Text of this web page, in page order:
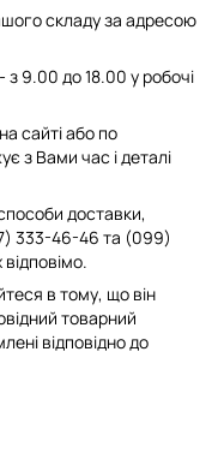
складу за адресою
з 9.00 до 18.00 у робочі
сайті або по
з Вами час і деталі
доставки,
333-46-46 та (099)
в тому, що він
товарний
відповідно до